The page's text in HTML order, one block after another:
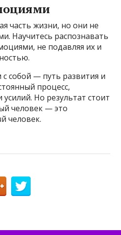
часть жизни, но они не
Научитесь распознавать
не подавляя их и
собой — путь развития и
процесс,
Но результат стоит
человек — это
человек.